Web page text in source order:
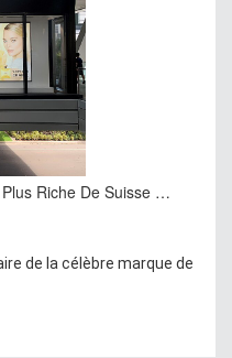
Riche De Suisse …
de la célèbre marque de